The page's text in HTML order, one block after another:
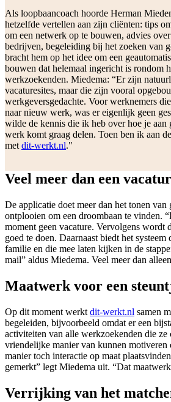
Als loopbaancoach hoorde Herman
hetzelfde vertellen aan zijn cliënten: tips
om een netwerk op te bouwen, advies
bedrijven, begeleiding bij het zoeken van
bracht hem op het idee om een
bouwen dat helemaal ingericht is rondom
werkzoekenden. Miedema: “Er zijn
vacaturesites, maar die zijn vooral
werkgeversgedachte. Voor werknemers
naar nieuw werk, was er eigenlijk geen
wilde de kennis die ik heb over hoe je aan
werk komt graag delen. Toen ben ik aan
met dit-werkt.nl."
Veel meer dan een
De applicatie doet meer dan het tonen
ontplooien om een droombaan te vinden.
moment geen vacature. Vervolgens wordt
goed te doen. Daarnaast biedt het
familie en die mee laten kijken in de
mail” aldus Miedema. Veel meer dan
Maatwerk voor een
Op dit moment werkt dit-werkt.nl samen
begeleiden, bijvoorbeeld omdat er een
activiteiten van alle werkzoekenden die
vriendelijke manier van kunnen motiveren
manier toch interactie op maat
gemerkt” legt Miedema uit. “Dat
Verrijking van het